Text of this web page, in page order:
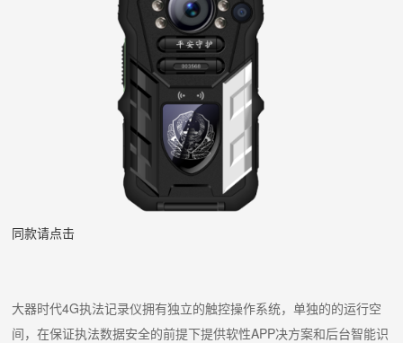
同款请点击
大器时代4G执法记录仪拥有独立的触控操作系统，单独的的运行空
间，在保证执法数据安全的前提下提供软性APP决方案和后台智能识